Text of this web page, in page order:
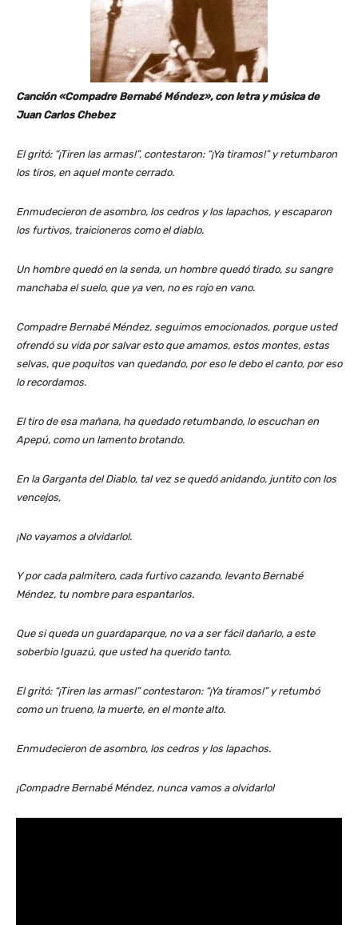
Canción «Compadre Bernabé Méndez», con letra y música de
Juan Carlos Chebez
El gritó: “¡Tiren las armas!”, contestaron: “¡Ya tiramos!” y retumbaron
los tiros, en aquel monte cerrado.
Enmudecieron de asombro, los cedros y los lapachos, y escaparon
los furtivos, traicioneros como el diablo.
Un hombre quedó en la senda, un hombre quedó tirado, su sangre
manchaba el suelo, que ya ven, no es rojo en vano.
Compadre Bernabé Méndez, seguimos emocionados, porque usted
ofrendó su vida por salvar esto que amamos, estos montes, estas
selvas, que poquitos van quedando, por eso le debo el canto, por eso
lo recordamos.
El tiro de esa mañana, ha quedado retumbando, lo escuchan en
Apepú, como un lamento brotando.
En la Garganta del Diablo, tal vez se quedó anidando, juntito con los
vencejos,
¡No vayamos a olvidarlo!.
Y por cada palmitero, cada furtivo cazando, levanto Bernabé
Méndez, tu nombre para espantarlos.
Que si queda un guardaparque, no va a ser fácil dañarlo, a este
soberbio Iguazú, que usted ha querido tanto.
El gritó: “¡Tiren las armas!” contestaron: “¡Ya tiramos!” y retumbó
como un trueno, la muerte, en el monte alto.
Enmudecieron de asombro, los cedros y los lapachos.
¡Compadre Bernabé Méndez, nunca vamos a olvidarlo!